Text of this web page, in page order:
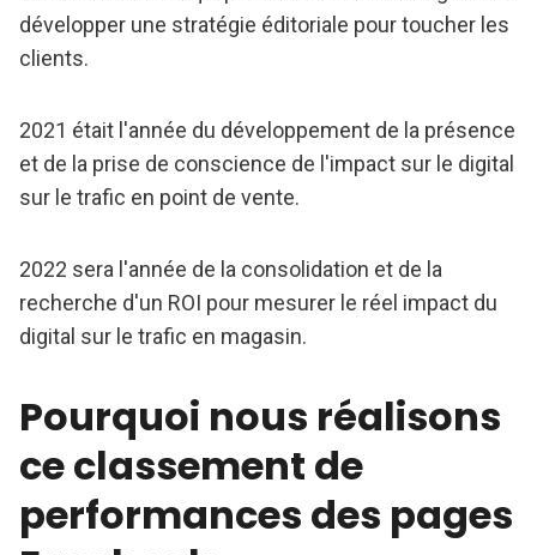
développer une stratégie éditoriale pour toucher les
clients.
2021 était l'année du développement de la présence
et de la prise de conscience de l'impact sur le digital
sur le trafic en point de vente.
2022 sera l'année de la consolidation et de la
recherche d'un ROI pour mesurer le réel impact du
digital sur le trafic en magasin.
Pourquoi nous réalisons
ce classement de
performances des pages